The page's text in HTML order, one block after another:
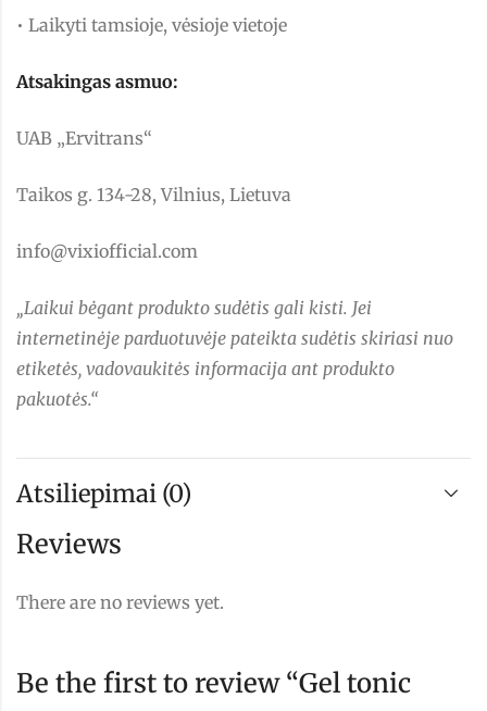
• Laikyti tamsioje, vėsioje vietoje
Atsakingas asmuo:
UAB „Ervitrans“
Taikos g. 134-28, Vilnius, Lietuva
info@vixiofficial.com
„Laikui bėgant produkto sudėtis gali kisti. Jei
internetinėje parduotuvėje pateikta sudėtis skiriasi nuo
etiketės, vadovaukitės informacija ant produkto
pakuotės.“
Atsiliepimai (0)
Reviews
There are no reviews yet.
Be the first to review “Gel tonic